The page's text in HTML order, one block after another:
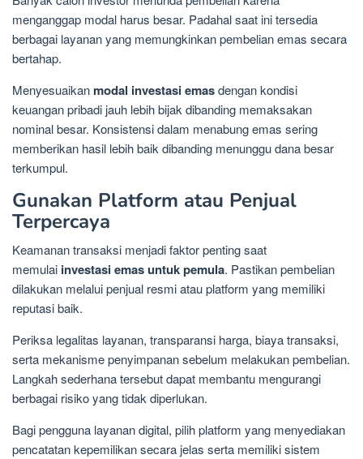
menganggap modal harus besar. Padahal saat ini tersedia
berbagai layanan yang memungkinkan pembelian emas secara
bertahap.
Menyesuaikan modal investasi emasdengan kondisi
keuangan pribadi jauh lebih bijak dibanding memaksakan
nominal besar. Konsistensi dalam menabung emas sering
memberikan hasil lebih baik dibanding menunggu dana besar
terkumpul.
Gunakan Platform atau Penjual
Terpercaya
Keamanan transaksi menjadi faktor penting saat
memulai investasi emas untuk pemula. Pastikan pembelian
dilakukan melalui penjual resmi atau platform yang memiliki
reputasi baik.
Periksa legalitas layanan, transparansi harga, biaya transaksi,
serta mekanisme penyimpanan sebelum melakukan pembelian.
Langkah sederhana tersebut dapat membantu mengurangi
berbagai risiko yang tidak diperlukan.
Bagi pengguna layanan digital, pilih platform yang menyediakan
pencatatan kepemilikan secara jelas serta memiliki sistem